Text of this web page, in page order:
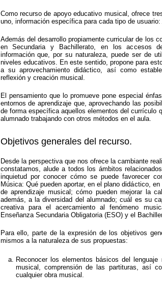
Como recurso de apoyo educativo musical, ofrece
uno, información específica para cada tipo de
Además del desarrollo propiamente curricular de los
en Secundaria y Bachillerato, en los accesos
información que, por su naturaleza, puede ser de
niveles educativos. En este sentido, propone para
a su aprovechamiento didáctico, así como
reflexión y creación musical.
El pensamiento que lo promueve pone especial
entornos de aprendizaje que, aprovechando las
de forma específica aquellos elementos del currículo
alumnado trabajando con otros métodos en el aula.
Objetivos generales del recurso.
Desde la perspectiva que nos ofrece la cambiante
constatamos, alude a todos los ámbitos
inquietud por conocer cómo se puede favorecer
Música: Qué pueden aportar, en el plano didáctico,
de aprendizaje musical; cómo pueden mejorar la
además, a la diversidad del alumnado; cuál es su
creativa para el acercamiento al fenómeno
Enseñanza Secundaria Obligatoria (ESO) y el
Para ello, parte de la expresión de los objetivos
mismos a la naturaleza de sus propuestas:
Reconocer los elementos básicos del
musical, comprensión de las partituras, así
cualquier obra musical.